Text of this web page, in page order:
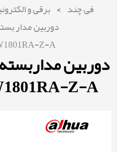
فی چند > برقی و
دوربین مدار
Z-A
Z-A